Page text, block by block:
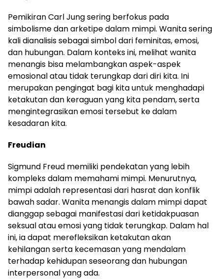
Pemikiran Carl Jung sering berfokus pada
simbolisme dan arketipe dalam mimpi. Wanita sering
kali dianalisis sebagai simbol dari feminitas, emosi,
dan hubungan. Dalam konteks ini, melihat wanita
menangis bisa melambangkan aspek-aspek
emosional atau tidak terungkap dari diri kita. Ini
merupakan pengingat bagi kita untuk menghadapi
ketakutan dan keraguan yang kita pendam, serta
mengintegrasikan emosi tersebut ke dalam
kesadaran kita.
Freudian
Sigmund Freud memiliki pendekatan yang lebih
kompleks dalam memahami mimpi. Menurutnya,
mimpi adalah representasi dari hasrat dan konflik
bawah sadar. Wanita menangis dalam mimpi dapat
dianggap sebagai manifestasi dari ketidakpuasan
seksual atau emosi yang tidak terungkap. Dalam hal
ini, ia dapat merefleksikan ketakutan akan
kehilangan serta kecemasan yang mendalam
terhadap kehidupan seseorang dan hubungan
interpersonal yang ada.